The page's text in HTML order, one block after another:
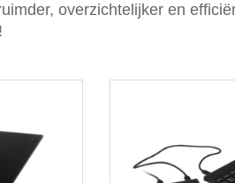
overzichtelijker en